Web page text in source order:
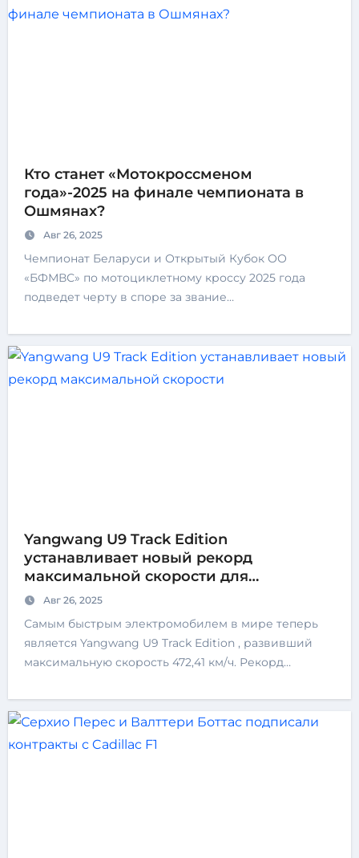
Кто станет «Мотокроссменом
года»-2025 на финале чемпионата в
Ошмянах?
Авг 26, 2025
Чемпионат Беларуси и Открытый Кубок ОО
«БФМВС» по мотоциклетному кроссу 2025 года
подведет черту в споре за звание…
Yangwang U9 Track Edition
устанавливает новый рекорд
максимальной скорости для
электромобилей — 472,41 км/ч
Авг 26, 2025
Самым быстрым электромобилем в мире теперь
является Yangwang U9 Track Edition , развивший
максимальную скорость 472,41 км/ч. Рекорд…